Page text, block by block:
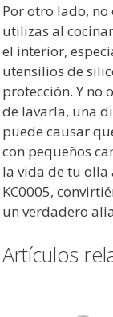
Por otro lado,
utilizas al
el interior,
utensilios de
protección. Y no
de lavarla, una
puede causar
con pequeños
la vida de tu olla
KC0005,
un verdadero
Artículos